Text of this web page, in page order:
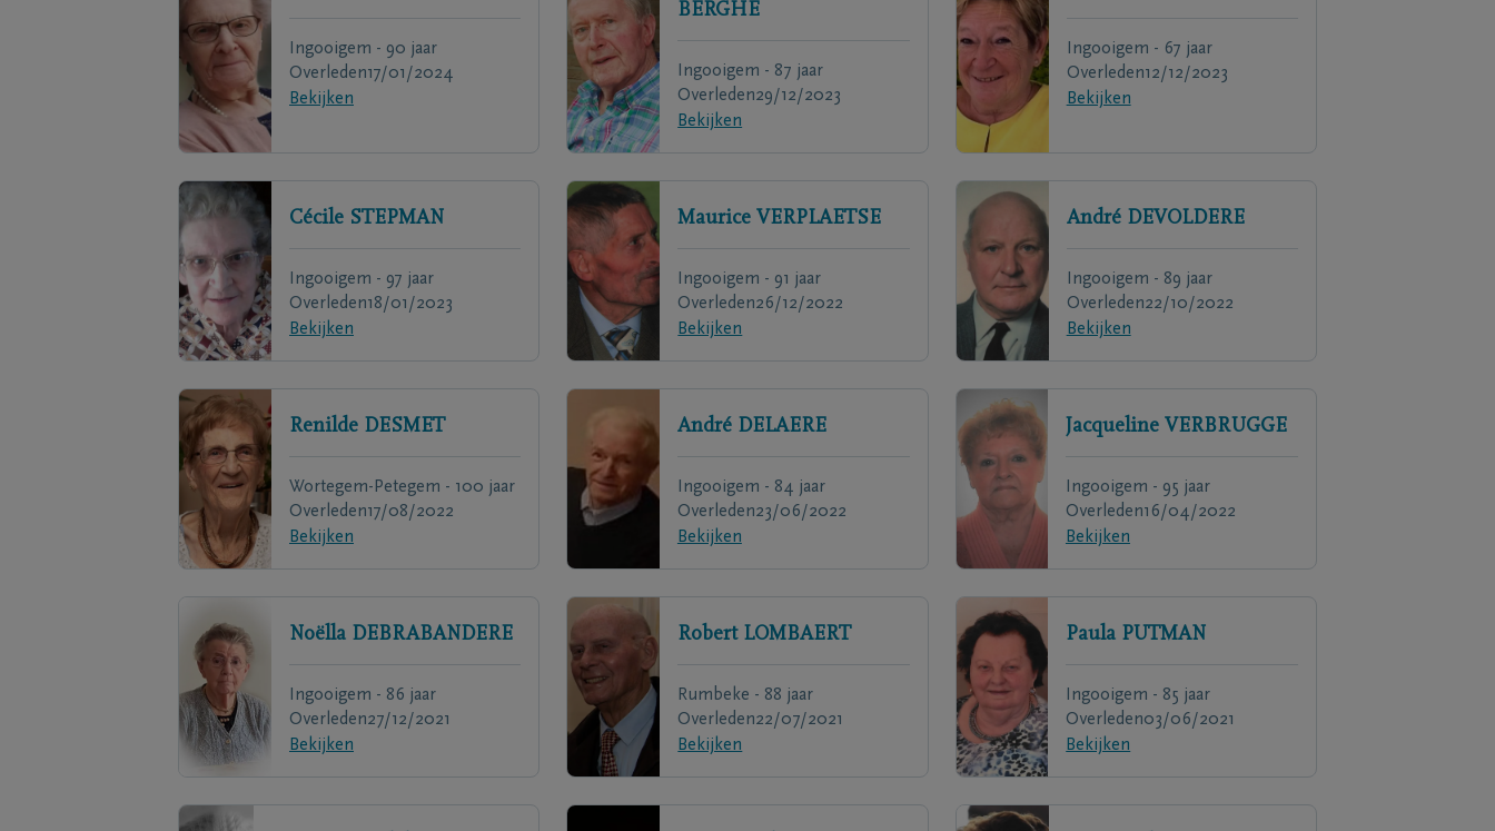
Ingooigem - 90 jaar
Overleden17/01/2024
Bekijken
BERGHE
Ingooigem - 87 jaar
Overleden29/12/2023
Bekijken
Ingooigem - 67 jaar
Overleden12/12/2023
Bekijken
Cécile STEPMAN
Ingooigem - 97 jaar
Overleden18/01/2023
Bekijken
Maurice VERPLAETSE
Ingooigem - 91 jaar
Overleden26/12/2022
Bekijken
André DEVOLDERE
Ingooigem - 89 jaar
Overleden22/10/2022
Bekijken
Renilde DESMET
Wortegem-Petegem - 100 jaar
Overleden17/08/2022
Bekijken
André DELAERE
Ingooigem - 84 jaar
Overleden23/06/2022
Bekijken
Jacqueline VERBRUGGE
Ingooigem - 95 jaar
Overleden16/04/2022
Bekijken
Noëlla DEBRABANDERE
Ingooigem - 86 jaar
Overleden27/12/2021
Bekijken
Robert LOMBAERT
Rumbeke - 88 jaar
Overleden22/07/2021
Bekijken
Paula PUTMAN
Ingooigem - 85 jaar
Overleden03/06/2021
Bekijken